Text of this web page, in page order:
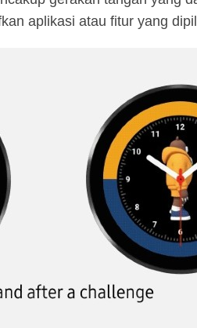
aplikasi atau fitur yang